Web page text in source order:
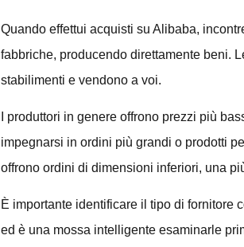
Quando effettui acquisti su Alibaba,
fabbriche, producendo direttamente beni.
stabilimenti e vendono a voi.
I produttori in genere offrono prezzi più
impegnarsi in ordini più grandi o prodotti
offrono ordini di dimensioni inferiori, una
È importante identificare il tipo di fornitore
ed è una mossa intelligente esaminarle